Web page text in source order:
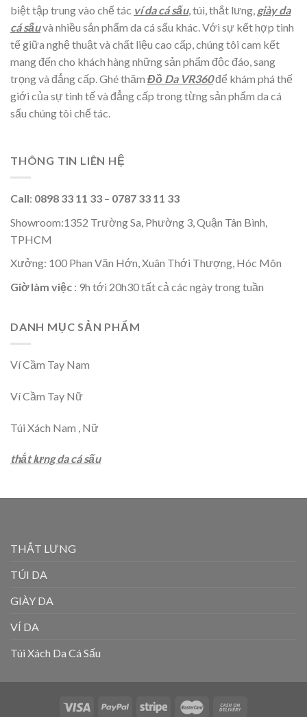
biệt tập trung vào chế tác ví da cá sấu, túi, thắt lưng, giày da
cá sấuvà nhiều sản phẩm da cá sấu khác. Với sự kết hợp tinh
tế giữa nghệ thuật và chất liệu cao cấp, chúng tôi cam kết
mang đến cho khách hàng những sản phẩm độc đáo, sang
trọng và đẳng cấp. Ghé thăm Đồ Da VR360để khám phá thế
giới của sự tinh tế và đẳng cấp trong từng sản phẩm da cá
sấu chúng tôi chế tác.
THÔNG TIN LIÊN HỆ
Call: 0898 33 11 33 – 0787 33 11 33
Showroom:1352 Trường Sa, Phường 3, Quận Tân Bình,
TPHCM
Xưởng: 100 Phan Văn Hớn, Xuân Thới Thượng, Hóc Môn
Giờ làm việc : 9h tới 20h30 tất cả các ngày trong tuần
DANH MỤC SẢN PHẨM
Ví Cầm Tay Nam
Ví Cầm Tay Nữ
Túi Xách Nam , Nữ
thắt lưng da cá sấu
THẮT LƯNG
TÚI DA
GIÀY DA
VÍ DA
Túi Xách Da Cá Sấu